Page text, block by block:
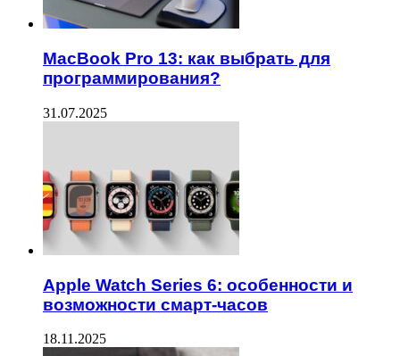
MacBook Pro 13: как выбрать для
программирования?
31.07.2025
Apple Watch Series 6: особенности и
возможности смарт-часов
18.11.2025